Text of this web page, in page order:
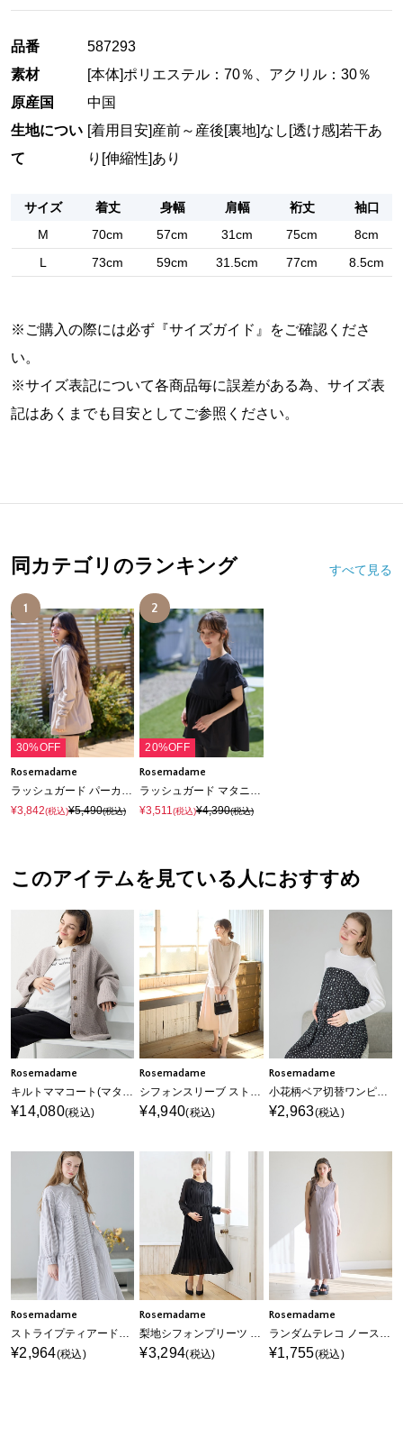
品番
587293
素材
[本体]ポリエステル：70％、アクリル：30％
原産国
中国
生地につい
て
[着用目安]産前～産後[裏地]なし [透け感]若干あ
り [伸縮性]あり
サイズ 着丈 身幅 肩幅 裄丈
袖口
M
70cm 57cm 31cm 75cm
8cm
L
73cm 59cm 31.5cm 77cm 8.5cm
※ご購入の際には必ず『サイズガイド 』をご確認くださ
い。
※サイズ表記について各商品毎に誤差がある為、サイズ表
記はあくまでも目安としてご参照ください。
同カテゴリのランキング すべて見る
1
30%OFF
Rosemadame
¥3,842(税込)¥5,490(税込)
2
20%OFF
Rosemadame
¥3,511(税込)¥4,390(税込)
このアイテムを見ている人におすすめ
Rosemadame
キルトママコート(マタニティ&授乳服）授乳口付き 授乳楽々 妊婦服 産前・産後対応
¥14,080(税込)
Rosemadame
シフォンスリーブ ストレッチジョーゼットワンピース（マタニティ/授乳服）授乳口付き 授乳楽々 妊婦服 産前・産後対応
¥4,940(税込)
Rosemadame
小花柄ベア切替ワンピース（マタニティ/授乳服）授乳口付き 授乳楽々 妊婦服 産前・産後対応
¥2,963(税込)
Rosemadame
ストライプティアードワンピース（マタニティ/授乳服）授乳口付き 授乳楽々 妊婦服 産前・産後対応
¥2,964(税込)
Rosemadame
梨地シフォンプリーツ オケージョンワンピース（マタニティ/授乳服）授乳口付き 授乳楽々 妊婦服 産前・産後対応
¥3,294(税込)
Rosemadame
ランダムテレコ ノースリーブワンピース（マタニティ/授乳服）授乳口付き 授乳楽々 妊婦服 産前・産後対応
¥1,755(税込)